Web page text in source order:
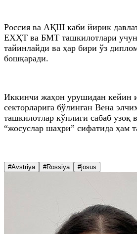
Россия ва АҚШ каби йирик
ЕХҲТ ва БМТ ташкилотлари учун
тайинлайди ва ҳар бири ўз
бошқаради.
Иккинчи жаҳон урушидан кейин
секторларига бўлинган Вена
ташкилотлар кўплиги сабаб узоқ
“жосуслар шаҳри” сифатида ҳам
#Avstriya #Rossiya #josus